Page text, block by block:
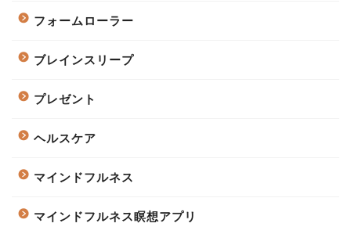
フォームローラー
ブレインスリープ
プレゼント
ヘルスケア
マインドフルネス
マインドフルネス瞑想アプリ